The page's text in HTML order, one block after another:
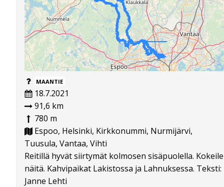
MAANTIE
18.7.2021
91,6 km
780 m
Espoo, Helsinki, Kirkkonummi, Nurmijärvi,
Tuusula, Vantaa, Vihti
Reitillä hyvät siirtymät kolmosen sisäpuolella. Kokeile
näitä. Kahvipaikat Lakistossa ja Lahnuksessa. Teksti:
Janne Lehti